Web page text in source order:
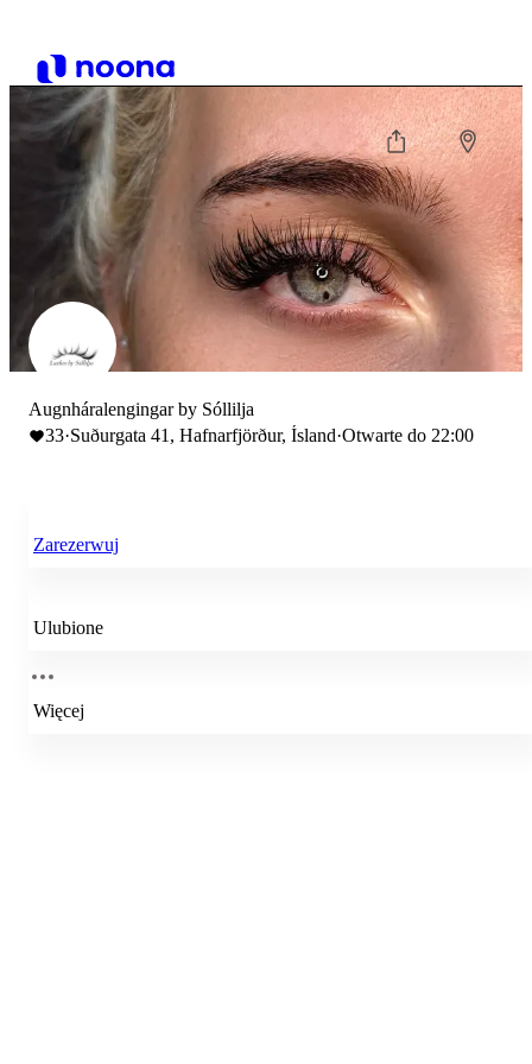
Augnháralengingar by Sóllilja
33·Suðurgata 41, Hafnarfjörður, Ísland·Otwarte do 22:00
Zarezerwuj
Ulubione
Więcej